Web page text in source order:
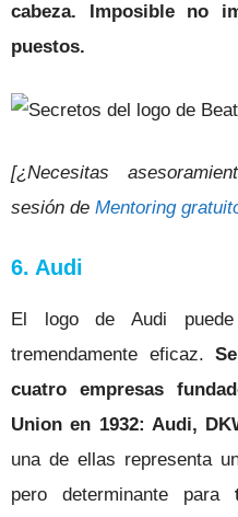
cabeza. Imposible no
puestos.
[¿Necesitas
sesión de Mentoring
6. Audi
El logo de Audi
tremendamente eficaz.
cuatro empresas
Union en 1932: Audi,
una de ellas representa
pero determinante para